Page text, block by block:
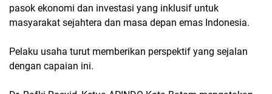
pasok ekonomi dan investasi yang inklusif untuk
masyarakat sejahtera dan masa depan emas Indonesia.
Pelaku usaha turut memberikan perspektif yang sejalan
dengan capaian ini.